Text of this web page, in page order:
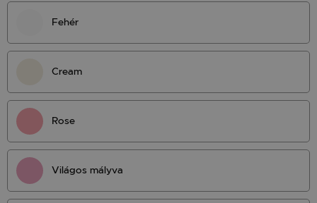
Fehér
Cream
Rose
Világos mályva